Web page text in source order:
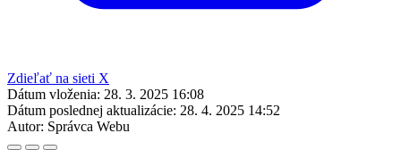
Zdieľať na sieti X
Dátum vloženia: 28. 3. 2025 16:08
Dátum poslednej aktualizácie: 28. 4. 2025 14:52
Autor: Správca Webu